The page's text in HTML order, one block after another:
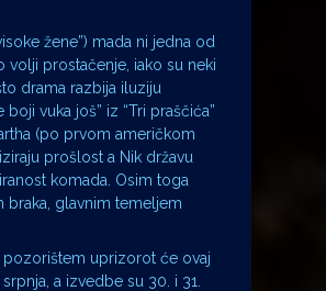
žene”) mada ni jedna od
prostačenje, iako su neki
drama razbija iluziju
vuka još” iz “Tri praščića”
(po prvom američkom
prošlost a Nik državu
komada. Osim toga
braka, glavnim temeljem
pozorištem uprizorot će ovaj
a izvedbe su 30. i 31.